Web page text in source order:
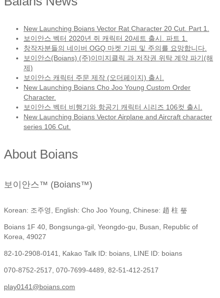
New Launching Boians Vector Rat Character 20 Cut. Part 1.
보이안스 벡터 2020년 쥐 캐릭터 20세트 출시. 파트 1.
창작자분들의 네이버 OGQ 마켓 기피 및 주의를 요망합니다.
보이안스(Boians) (주)이미지클릭 과 저작권 위탁 계약 파기(해
제)
보이안스 캐릭터 주문 제작 (오더페이지) 출시.
New Launching Boians Cho Joo Young Custom Order
Character.
보이안스 벡터 비행기와 항공기 캐릭터 시리즈 106컷 출시.
New Launching Boians Vector Airplane and Aircraft character
series 106 Cut.
About Boians
보이안스™ (Boians™)
Korean: 조주영, English: Cho Joo Young, Chinese: 趙 柱 瑩
Boians 1F 40, Bongsunga-gil, Yeongdo-gu, Busan, Republic of
Korea, 49027
82-10-2908-0141, Kakao Talk ID: boians, LINE ID: boians
070-8752-2517, 070-7699-4489, 82-51-412-2517
play0141@boians.com